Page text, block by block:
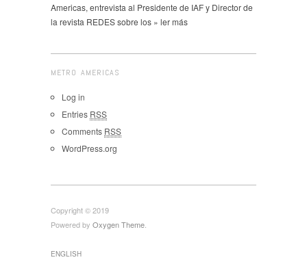
Americas, entrevista al Presidente de IAF y Director de
la revista REDES sobre los » ler más
METRO AMERICAS
Log in
Entries RSS
Comments RSS
WordPress.org
Copyright © 2019
Powered by Oxygen Theme
ENGLISH